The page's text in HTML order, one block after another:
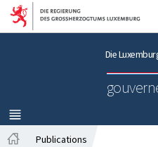
Zur Zum
Die
MENÜ
HAUPT-
Publications